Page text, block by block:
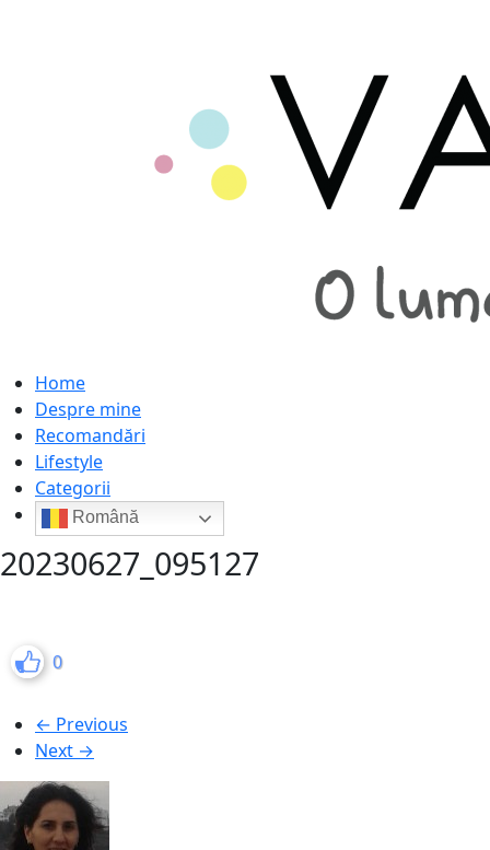
Home
Despre mine
Recomandări
Lifestyle
Categorii
Română
20230627_095127
0
← Previous
Next →